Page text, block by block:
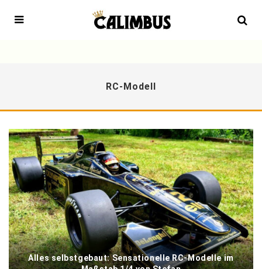
RC-Modell
Alles selbstgebaut: Sensationelle RC-Modelle im